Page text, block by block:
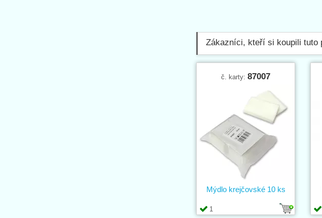
Zákazníci, kteří si koupili tuto
č. karty: 87007
1
Mýdlo krejčovské 10 ks